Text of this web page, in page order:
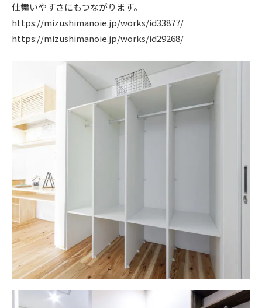
仕舞いやすさにもつながります。
https://mizushimanoie.jp/works/id33877/
https://mizushimanoie.jp/works/id29268/